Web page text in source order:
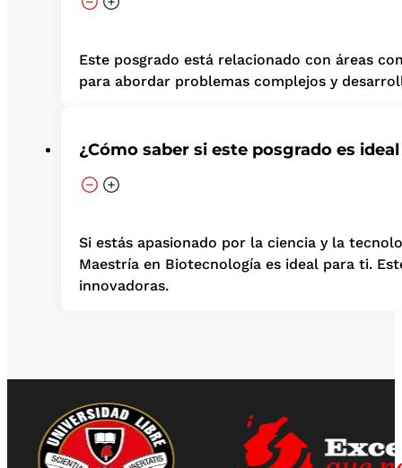
Este posgrado está relacionado con áreas
para abordar problemas complejos y
¿Cómo saber si este posgrado es
Si estás apasionado por la ciencia y la
Maestría en Biotecnología es ideal para ti.
innovadoras.